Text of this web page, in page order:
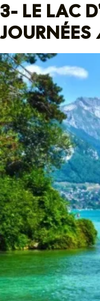
3- LE LAC